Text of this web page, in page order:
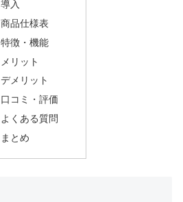
導入
商品仕様表
特徴・機能
メリット
デメリット
口コミ・評価
よくある質問
まとめ